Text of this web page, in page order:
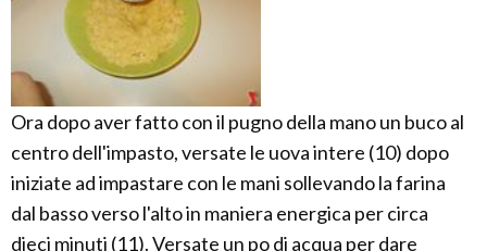
Ora dopo aver fatto con il pugno della mano un buco al
centro dell'impasto, versate le uova intere (10) dopo
iniziate ad impastare con le mani sollevando la farina
dal basso verso l'alto in maniera energica per circa
dieci minuti (11). Versate un po di acqua per dare